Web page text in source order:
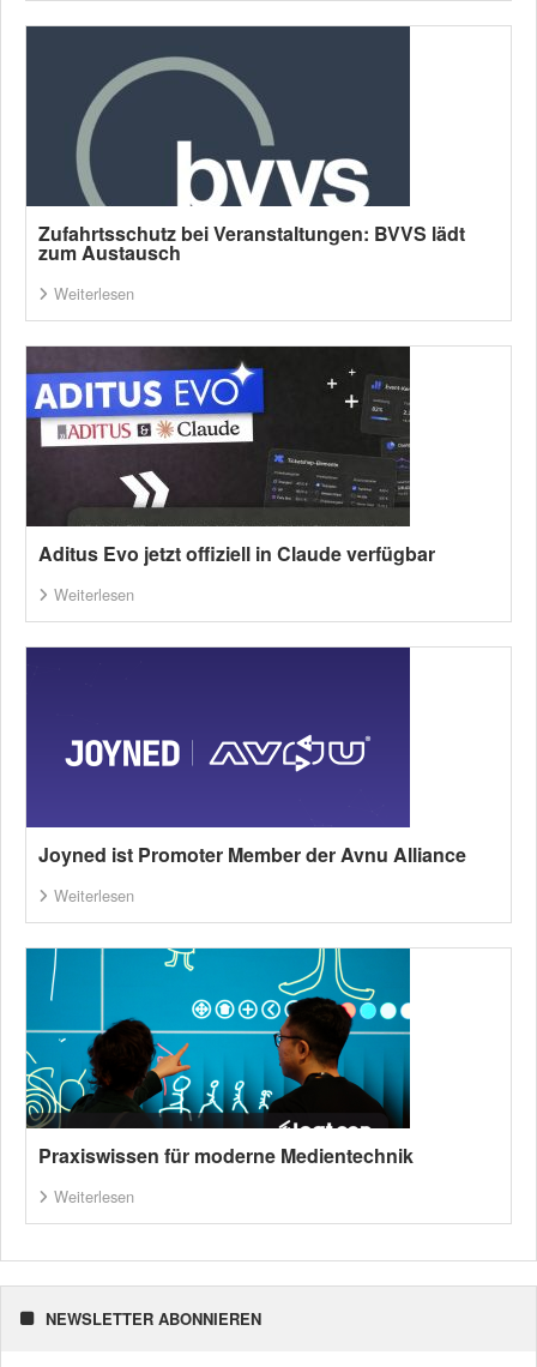
Zufahrtsschutz bei Veranstaltungen: BVVS lädt
zum Austausch
Weiterlesen
Aditus Evo jetzt offiziell in Claude verfügbar
Weiterlesen
Joyned ist Promoter Member der Avnu Alliance
Weiterlesen
Praxiswissen für moderne Medientechnik
Weiterlesen
NEWSLETTER ABONNIEREN